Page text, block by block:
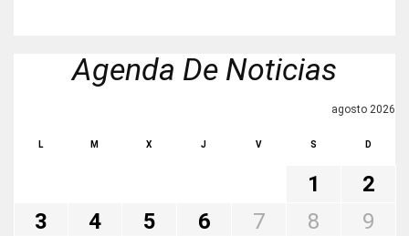
Agenda De Noticias
agosto 2026
L M X J V S D
1
2
3
4 5 6 7 8
9